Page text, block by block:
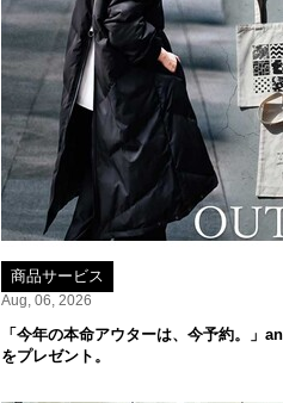
商品サービス
Aug, 06, 2026
「今年の本命アウターは、今予約。」
をプレゼント。